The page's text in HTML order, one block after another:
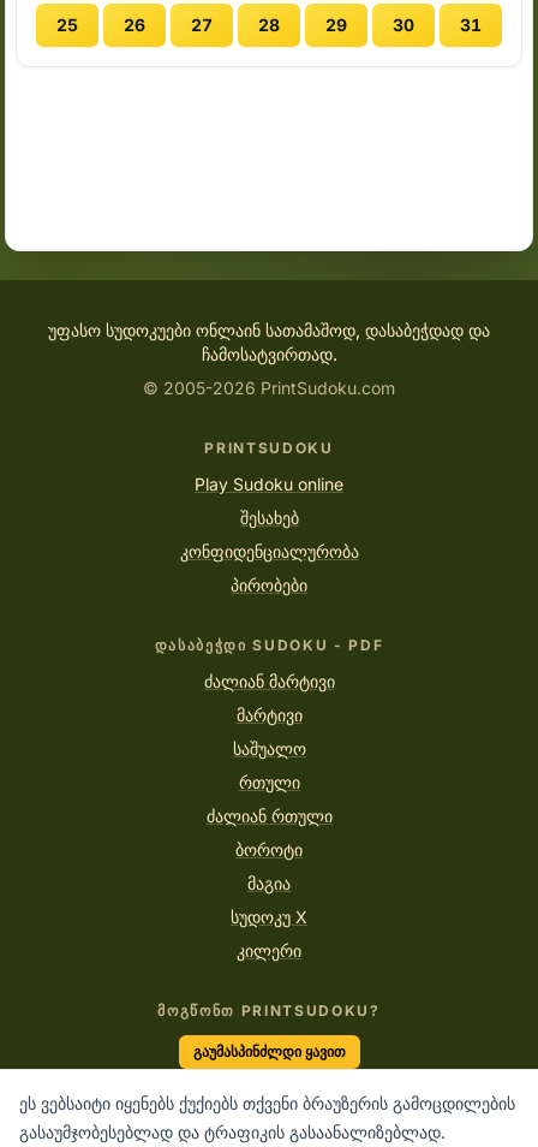
ეს ვებსაიტი იყენებს ქუქიებს თქვენი ბრაუზერის გამოცდილების
გასაუმჯობესებლად და ტრაფიკის გასაანალიზებლად.
25 26 27 28 29 30 31
უფასო სუდოკუები ონლაინ სათამაშოდ, დასაბეჭდად და
ჩამოსატვირთად.
© 2005-2026 PrintSudoku.com
PRINTSUDOKU
Play Sudoku online
შესახებ
კონფიდენციალურობა
პირობები
ᲓᲐᲡᲐᲑᲔᲭᲓᲘ SUDOKU - PDF
ძალიან მარტივი
მარტივი
საშუალო
რთული
ძალიან რთული
ბოროტი
მაგია
სუდოკუ X
კილერი
ᲛᲝᲒᲬᲝᲜᲗ PRINTSUDOKU?
გაუმასპინძლდი ყავით